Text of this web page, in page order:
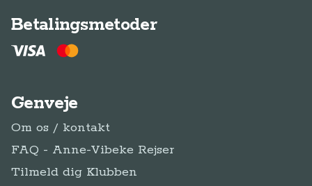
Betalingsmetoder
Genveje
Om os / kontakt
FAQ - Anne-Vibeke Rejser
Tilmeld dig Klubben